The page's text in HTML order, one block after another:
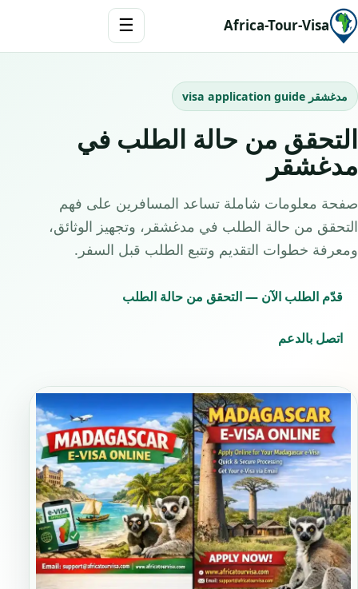
Africa-Tour-Visa
☰
مدغشقر visa application guide
التحقق من حالة الطلب في
مدغشقر
صفحة معلومات شاملة تساعد المسافرين على فهم
التحقق من حالة الطلب في مدغشقر، وتجهيز الوثائق،
ومعرفة خطوات التقديم وتتبع الطلب قبل السفر.
قدّم الطلب الآن — التحقق من حالة الطلب
اتصل بالدعم